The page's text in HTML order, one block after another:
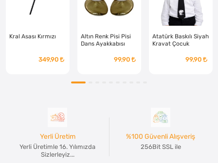
Kral Asası Kırmızı
349,90
Altın Renk Pisi Pisi
Dans Ayakkabısı
99,90
Atatürk Baskılı Siyah
Kravat Çocuk
99,90
Yerli Üretim
Yerli Üretimle 16. Yılımızda
Sizlerleyiz...
%100 Güvenli Alışveriş
256Bit SSL ile